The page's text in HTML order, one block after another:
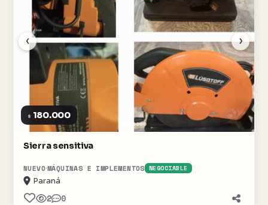
‹ ›
$ 180.000
Sierra sensitiva
NUEVO MÁQUINAS E IMPLEMENTOS NEGOCIABLE
Paraná
2 0